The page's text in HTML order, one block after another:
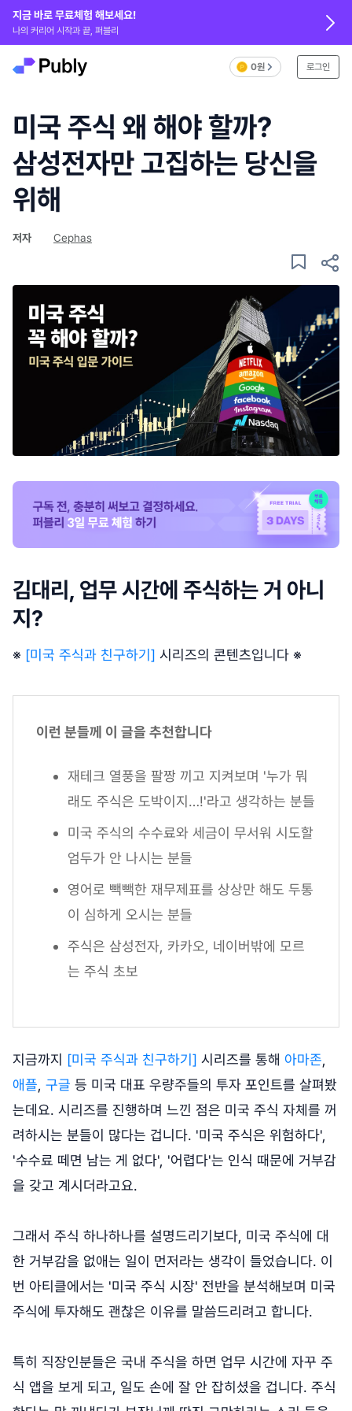
지금 바로 무료체험 해보세요!
나의 커리어 시작과 끝, 퍼블리
0원 로그인
미국 주식 왜 해야 할까?
삼성전자만 고집하는 당신을
위해
저자 Cephas
김대리, 업무 시간에 주식하는 거 아니
지?
※ [미국 주식과 친구하기] 시리즈의 콘텐츠입니다 ※
이런 분들께 이 글을 추천합니다
재테크 열풍을 팔짱 끼고 지켜보며 '누가 뭐
래도 주식은 도박이지…!'라고 생각하는 분들
미국 주식의 수수료와 세금이 무서워 시도할
엄두가 안 나시는 분들
영어로 빽빽한 재무제표를 상상만 해도 두통
이 심하게 오시는 분들
주식은 삼성전자, 카카오, 네이버밖에 모르
는 주식 초보
지금까지 [미국 주식과 친구하기] 시리즈를 통해 아마존,
애플, 구글 등 미국 대표 우량주들의 투자 포인트를 살펴봤
는데요. 시리즈를 진행하며 느낀 점은 미국 주식 자체를 꺼
려하시는 분들이 많다는 겁니다. '미국 주식은 위험하다',
'수수료 떼면 남는 게 없다', '어렵다'는 인식 때문에 거부감
을 갖고 계시더라고요.
그래서 주식 하나하나를 설명드리기보다, 미국 주식에 대
한 거부감을 없애는 일이 먼저라는 생각이 들었습니다. 이
번 아티클에서는 '미국 주식 시장' 전반을 분석해보며 미국
주식에 투자해도 괜찮은 이유를 말씀드리려고 합니다.
특히 직장인분들은 국내 주식을 하면 업무 시간에 자꾸 주
식 앱을 보게 되고, 일도 손에 잘 안 잡히셨을 겁니다. 주식